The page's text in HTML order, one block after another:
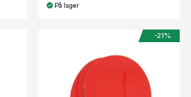
På lager
-21%